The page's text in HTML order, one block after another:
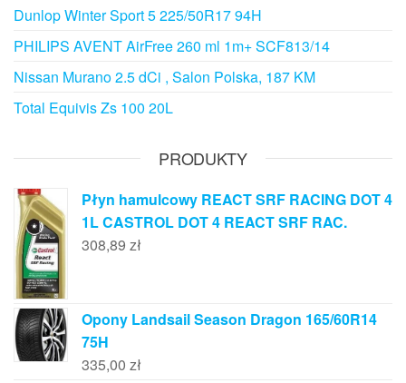
Dunlop Winter Sport 5 225/50R17 94H
PHILIPS AVENT AirFree 260 ml 1m+ SCF813/14
Nissan Murano 2.5 dCi , Salon Polska, 187 KM
Total Equivis Zs 100 20L
PRODUKTY
Płyn hamulcowy REACT SRF RACING DOT 4
1L CASTROL DOT 4 REACT SRF RAC.
308,89 zł
Opony Landsail Season Dragon 165/60R14
75H
335,00 zł